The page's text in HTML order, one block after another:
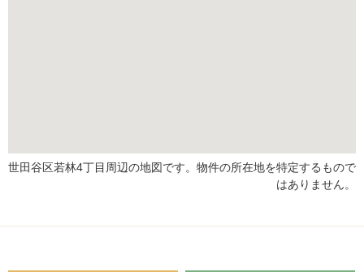
世田谷区若林4丁目周辺の地図です。物件の所在地を特定するもので
はありません。